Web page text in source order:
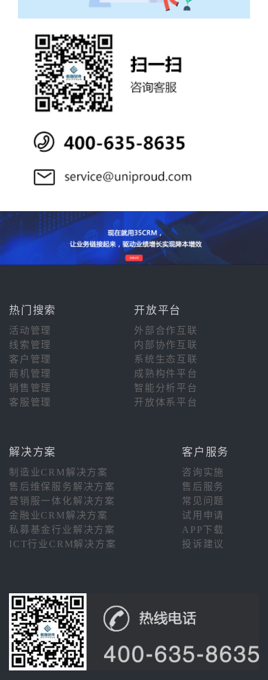
热门搜索 开放平台
活动管理
外部合作互联
线索管理
内部协作互联
客户管理
系统生态互联
商机管理
成熟构件平台
销售管理
智能分析平台
客服管理
开放体系平台
解决方案 客户服务
制造业CRM解决方案
咨询实施
售后维保服务解决方案
售后服务
营销服一体化解决方案
常见问题
金融业CRM解决方案
试用申请
私募基金行业解决方案
APP下载
ICT行业CRM解决方案
投诉建议